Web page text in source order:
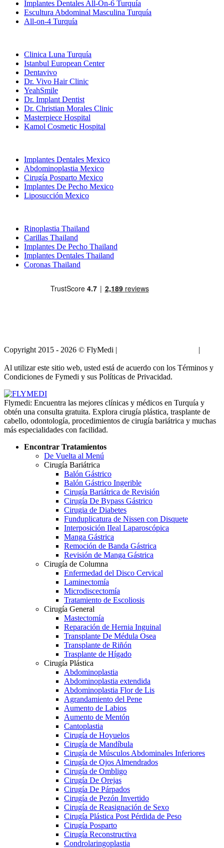
Implantes Dentales All-On-6 Turquía
Escultura Abdominal Masculina Turquía
All-on-4 Turquía
Clinica Luna Turquía
Istanbul European Center
Dentavivo
Dr. Vivo Hair Clinic
YeahSmile
Dr. Implant Dentist
Dr. Christian Morales Clinic
Masterpiece Hospital
Kamol Cosmetic Hospital
Implantes Dentales Mexico
Abdominoplastia Mexico
Cirugía Posparto Mexico
Implantes De Pecho Mexico
Liposucción Mexico
Rinoplastia Thailand
Carillas Thailand
Implantes De Pecho Thailand
Implantes Dentales Thailand
Coronas Thailand
Copyright 2015 - 2026 © FlyMedi |
|
Al utilizar este sitio web, usted está de acuerdo con los Términos y
Condiciones de Fymedi y sus Políticas de Privacidad.
Flymedi: Encuentra las mejores clínicas y médicos en Turquía y
obtén una consulta gratuita. Explora cirugía plástica, trasplante de
cabello, odontología, procedimientos de cirugía bariátrica y muchas
más especialidades con facilidad.
Encontrar Tratamientos
De Vuelta al Menú
Cirugía Bariátrica
Balón Gástrico
Balón Gástrico Ingerible
Cirugía Bariátrica de Revisión
Cirugía De Bypass Gástrico
Cirugia de Diabetes
Funduplicatura de Nissen con Disquete
Interposición IIeal Laparoscópica
Manga Gástrica
Remoción de Banda Gástrica
Revisión de Manga Gástrica
Cirugía de Columna
Enfermedad del Disco Cervical
Laminectomía
Microdiscectomía
Tratamiento de Escoliosis
Cirugía General
Mastectomía
Reparación de Hernia Inguinal
Transplante De Médula Osea
Transplante de Riñón
Trasplante de Hígado
Cirugía Plástica
Abdominoplastia
Abdominoplastia extendida
Abdominoplastia Flor de Lis
Agrandamiento del Pene
Aumento de Labios
Aumento de Mentón
Cantoplastia
Cirugía de Hoyuelos
Cirugía de Mandíbula
Cirugía de Músculos Abdominales Inferiores
Cirugía de Ojos Almendrados
Cirugía de Ombligo
Cirugía De Orejas
Cirugía De Párpados
Cirugía de Pezón Invertido
Cirugía de Reasignación de Sexo
Cirugía Plástica Post Pérdida de Peso
Cirugía Posparto
Cirugía Reconstructiva
Condrolaringoplastia